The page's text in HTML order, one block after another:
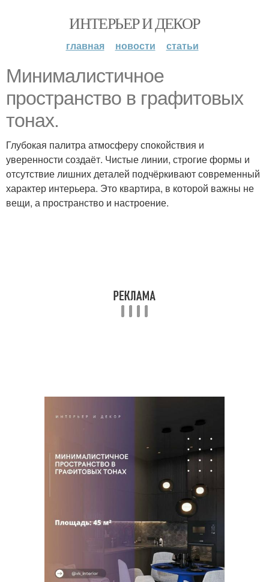
ИНТЕРЬЕР И ДЕКОР
главная новости статьи
Минималистичное
пространство в графитовых
тонах.
Глубокая палитра атмосферу спокойствия и
уверенности создаёт. Чистые линии, строгие формы и
отсутствие лишних деталей подчёркивают современный
характер интерьера. Это квартира, в которой важны не
вещи, а пространство и настроение.